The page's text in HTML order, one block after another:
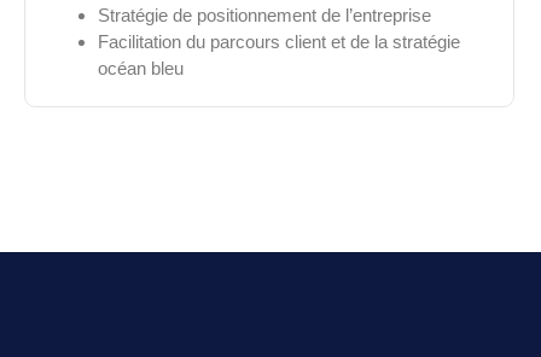
Stratégie de positionnement de l’entreprise
Facilitation du parcours client et de la stratégie
océan bleu